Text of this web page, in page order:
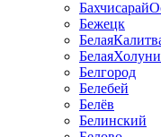
Бежецк
Белгород
Белебей
Белёв
Белинский